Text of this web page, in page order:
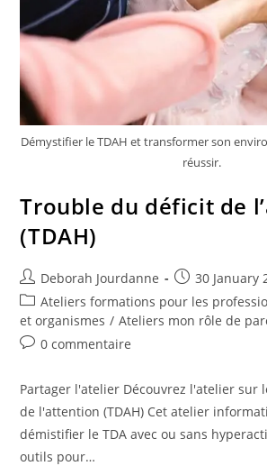
Démystifier le TDAH et transformer son
réussir.
Trouble du déficit de
(TDAH)
Deborah Jourdanne
30 January
Ateliers formations pour les
et organismes / Ateliers mon rôle de
0 commentaire
Partager l'atelier Découvrez l'atelier sur
de l'attention (TDAH) Cet atelier
démistifier le TDA avec ou sans
outils pour…